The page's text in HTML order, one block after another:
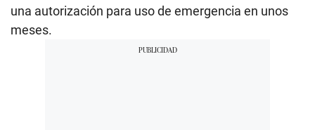
una autorización para uso de emergencia en unos
meses.